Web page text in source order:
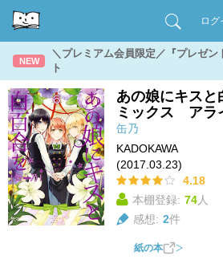
ログ
NEW
＼プレミアム会員限定／『プレゼン
ト
あの娘にキスと
ミックス アラ
缶乃
KADOKAWA
(2017.03.23)
4.18
本棚登録: 74人
感想: 2件
紙の本